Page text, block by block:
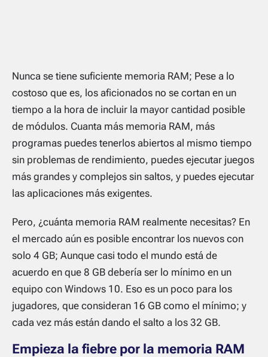
Nunca se tiene suficiente memoria RAM; Pese a lo
costoso que es, los aficionados no se cortan en un
tiempo a la hora de incluir la mayor cantidad posible
de módulos. Cuanta más memoria RAM, más
programas puedes tenerlos abiertos al mismo tiempo
sin problemas de rendimiento, puedes ejecutar juegos
más grandes y complejos sin saltos, y puedes ejecutar
las aplicaciones más exigentes.
Pero, ¿cuánta memoria RAM realmente necesitas? En
el mercado aún es posible encontrar los nuevos con
solo 4 GB; Aunque casi todo el mundo está de
acuerdo en que 8 GB debería ser lo mínimo en un
equipo con Windows 10. Eso es un poco para los
jugadores, que consideran 16 GB como el mínimo; y
cada vez más están dando el salto a los 32 GB.
Empieza la fiebre por la memoria RAM